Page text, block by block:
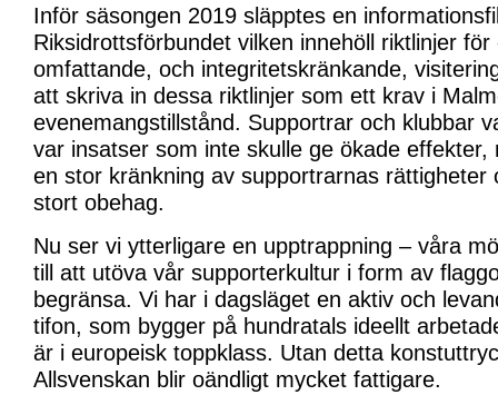
Inför säsongen 2019 släpptes en
Riksidrottsförbundet vilken innehöll riktlinjer
omfattande, och integritetskränkande,
att skriva in dessa riktlinjer som ett krav i
evenemangstillstånd. Supportrar och klubbar
var insatser som inte skulle ge ökade effekter,
en stor kränkning av supportrarnas rättigheter
stort obehag.
Nu ser vi ytterligare en upptrappning – våra
till att utöva vår supporterkultur i form av
begränsa. Vi har i dagsläget en aktiv och
tifon, som bygger på hundratals ideellt
är i europeisk toppklass. Utan detta
Allsvenskan blir oändligt mycket fattigare.